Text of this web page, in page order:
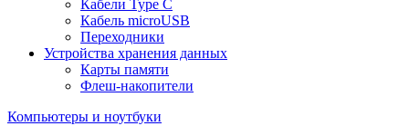
Кабели Type C
Кабель microUSB
Переходники
Устройства хранения данных
Карты памяти
Флеш-накопители
Компьютеры и ноутбуки